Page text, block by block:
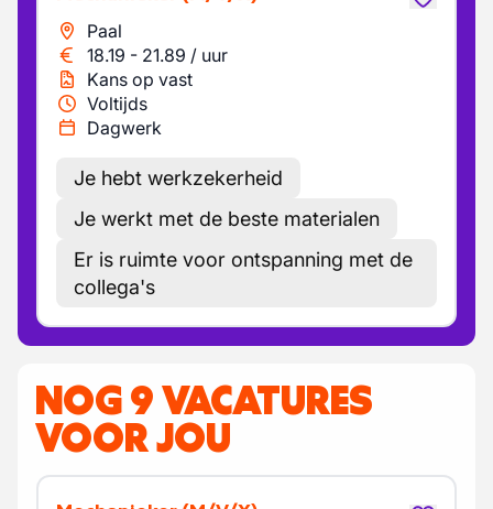
Paal
18.19 - 21.89 / uur
Kans op vast
Voltijds
Dagwerk
Je hebt werkzekerheid
Je werkt met de beste materialen
Er is ruimte voor ontspanning met de
collega's
NOG 9 VACATURES
VOOR JOU